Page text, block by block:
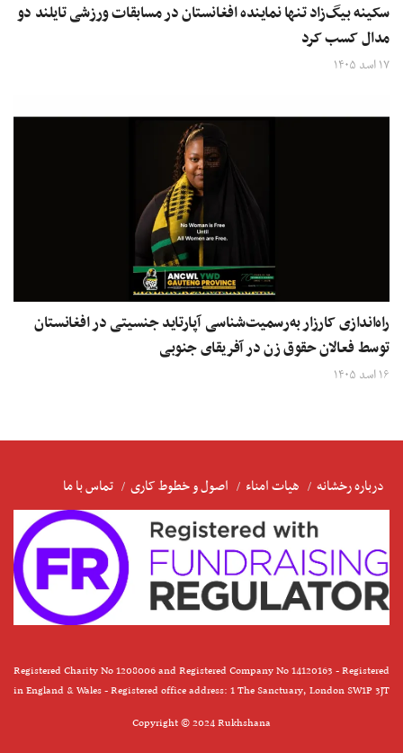
سکینه بیگ‌زاد تنها نماینده افغانستان در مسابقات ورزشی تایلند دو
مدال کسب کرد
۱۷ اسد ۱۴۰۵
راه‌اندازی کارزار به‌رسمیت‌شناسی آپارتاید جنسیتی در افغانستان
توسط فعالان حقوق زن در آفریقای جنوبی
۱۶ اسد ۱۴۰۵
درباره رخشانه هیات امناء اصول و خطوط کاری تماس با ما
Registered Charity No 1208006 and Registered Company No 14120163 - Registered
in England & Wales - Registered office address: 1 The Sanctuary, London SW1P 3JT
Copyright © 2024 Rukhshana